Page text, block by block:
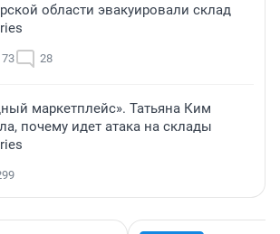
области эвакуировали склад
28
маркетплейс». Татьяна Ким
почему идет атака на склады